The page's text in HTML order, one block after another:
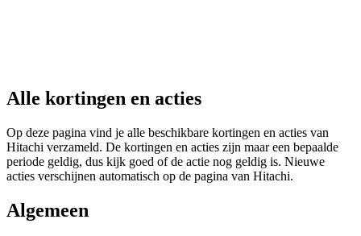
Alle kortingen en acties
Op deze pagina vind je alle beschikbare kortingen en acties van
Hitachi verzameld. De kortingen en acties zijn maar een bepaalde
periode geldig, dus kijk goed of de actie nog geldig is. Nieuwe
acties verschijnen automatisch op de pagina van Hitachi.
Algemeen